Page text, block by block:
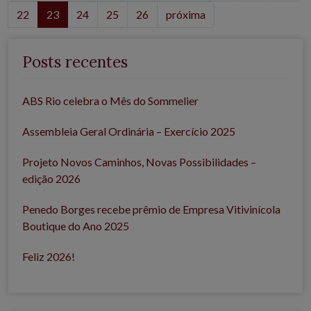
22
23 24 25 26 próxima
Posts recentes
ABS Rio celebra o Mês do Sommelier
Assembleia Geral Ordinária – Exercício 2025
Projeto Novos Caminhos, Novas Possibilidades –
edição 2026
Penedo Borges recebe prêmio de Empresa Vitivinícola
Boutique do Ano 2025
Feliz 2026!